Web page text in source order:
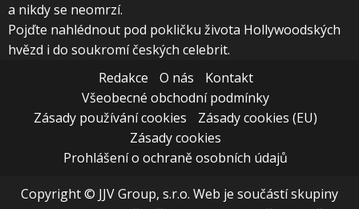
a nikdy se neomrzí.
Pojďte nahlédnout pod pokličku života Hollywoodských
hvězd i do soukromí českých celebrit.
Redakce
O nás
Kontakt
Všeobecné obchodní podmínky
Zásady používání cookies
Zásady cookies (EU)
Zásady cookies
Prohlášení o ochraně osobních údajů
Copyright © JJV Group, s.r.o. Web je součástí skupiny